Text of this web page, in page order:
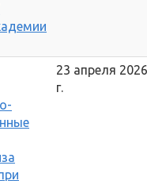
23 апреля 2026
г.